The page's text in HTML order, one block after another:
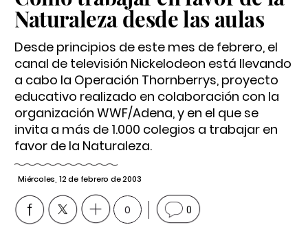
Naturaleza desde las aulas
Desde principios de este mes de febrero, el
canal de televisión Nickelodeon está llevando
a cabo la Operación Thornberrys, proyecto
educativo realizado en colaboración con la
organización WWF/Adena, y en el que se
invita a más de 1.000 colegios a trabajar en
favor de la Naturaleza.
Miércoles, 12 de febrero de 2003
0 0